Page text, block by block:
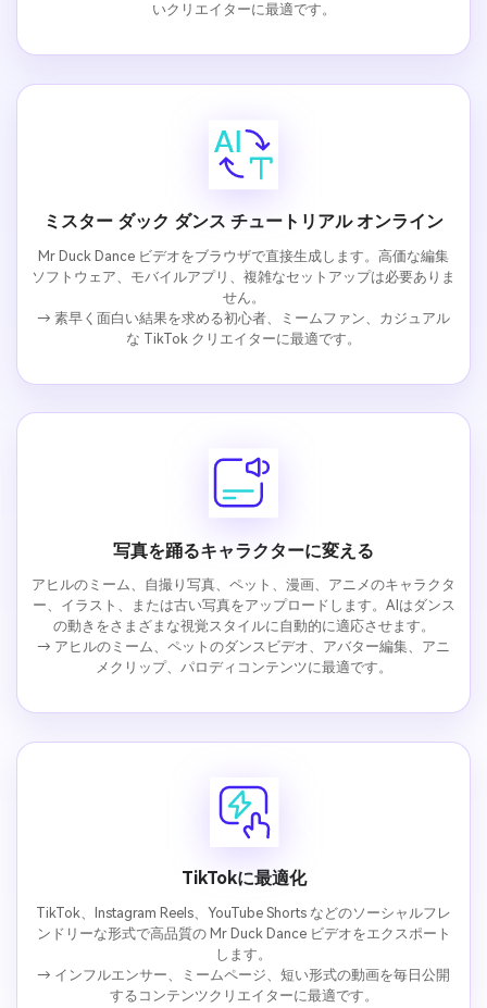
いクリエイターに最適です。
ミスター ダック ダンス チュートリアル オンライン
Mr Duck Dance ビデオをブラウザで直接生成します。高価な編集
ソフトウェア、モバイルアプリ、複雑なセットアップは必要ありま
せん。
→ 素早く面白い結果を求める初心者、ミームファン、カジュアル
な TikTok クリエイターに最適です。
写真を踊るキャラクターに変える
アヒルのミーム、自撮り写真、ペット、漫画、アニメのキャラクタ
ー、イラスト、または古い写真をアップロードします。AIはダンス
の動きをさまざまな視覚スタイルに自動的に適応させます。
→ アヒルのミーム、ペットのダンスビデオ、アバター編集、アニ
メクリップ、パロディコンテンツに最適です。
TikTokに最適化
TikTok、Instagram Reels、YouTube Shorts などのソーシャルフレ
ンドリーな形式で高品質の Mr Duck Dance ビデオをエクスポート
します。
→ インフルエンサー、ミームページ、短い形式の動画を毎日公開
するコンテンツクリエイターに最適です。